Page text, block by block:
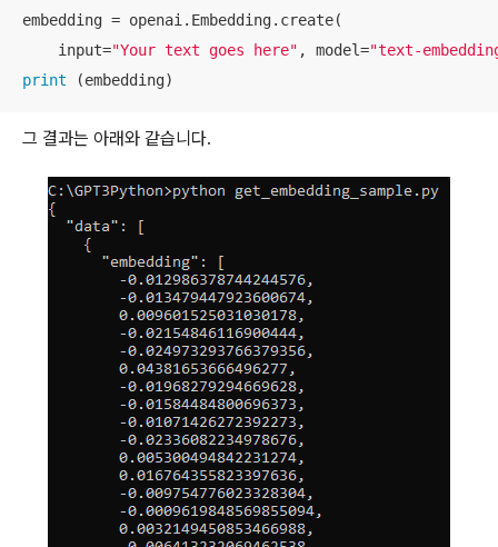
embedding = openai.Embedding.create(
    input=
"Your text goes here" , model="text-
print (embedding)
그 결과는 아래와 같습니다.